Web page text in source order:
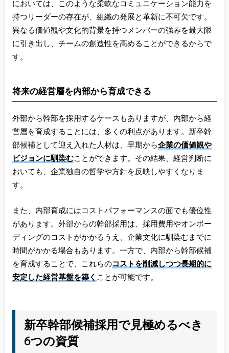
においては、このような柔軟なコミュニケーション能力を
持つリーダーの存在が、組織の発展と革新に不可欠です。
異なる価値観や文化的背景を持つメンバーの強みを最大限
に引き出し、チームの創造性を高めることができるからで
す。
将来の経営層を内部から育成できる
外部から幹部を採用するケースもありますが、内部から経
営層を育成することには、多くの利点があります。新卒幹
部候補として迎え入れた人材は、早期から企業の価値観や
ビジョンに馴染むことができます。その結果、経営判断に
おいても、企業独自の哲学や方針を反映しやすくなりま
す。
また、内部育成にはコストパフォーマンスの面でも優位性
があります。外部からの幹部採用は、採用費用やオンボー
ディングのコストがかかるうえ、企業文化に馴染むまでに
時間がかかる場合もあります。一方で、内部から幹部候補
を育成することで、これらのコストを削減しつつ長期的に
安定した経営基盤を築くことが可能です。
新卒幹部候補採用で見極めるべき
6つの資質